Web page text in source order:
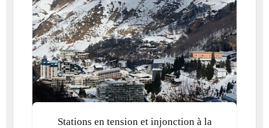
Stations en tension et injonction à la